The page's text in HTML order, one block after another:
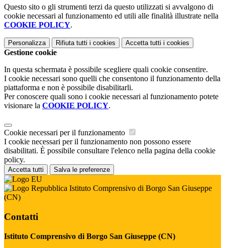
Questo sito o gli strumenti terzi da questo utilizzati si avvalgono di
cookie necessari al funzionamento ed utili alle finalità illustrate nella
COOKIE POLICY.
Personalizza Rifiuta tutti i cookies Accetta tutti i cookies
Gestione cookie
In questa schermata è possibile scegliere quali cookie consentire.
I cookie necessari sono quelli che consentono il funzionamento della
piattaforma e non è possibile disabilitarli.
Per conoscere quali sono i cookie necessari al funzionamento potete
visionare la COOKIE POLICY.
Cookie necessari per il funzionamento
I cookie necessari per il funzionamento non possono essere
disabilitati. È possibile consultare l'elenco nella pagina della cookie
policy.
Accetta tutti Salva le preferenze
Istituto Comprensivo di Borgo San Giuseppe
(CN)
Contatti
Istituto Comprensivo di Borgo San Giuseppe (CN)